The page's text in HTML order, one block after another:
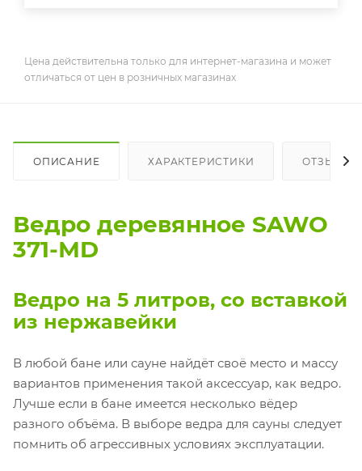
Цена действительна только для интернет-магазина и может
отличаться от цен в розничных магазинах
ОПИСАНИЕ ХАРАКТЕРИСТИКИ ОТЗЫВЫ
Ведро деревянное SAWO
371-МD
Ведро на 5 литров, со вставкой
из нержавейки
В любой бане или сауне найдёт своё место и массу
вариантов применения такой аксессуар, как ведро.
Лучше если в бане имеется несколько вёдер
разного объёма. В выборе ведра для сауны следует
помнить об агрессивных условиях эксплуатации.